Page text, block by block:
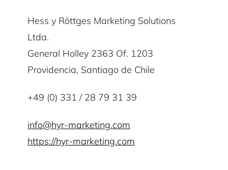
Hess y Röttges Marketing Solutions
Ltda.
General Holley 2363 Of. 1203
Providencia, Santiago de Chile
+49 (0) 331 / 28 79 31 39
info@hyr-marketing.com
https://hyr-marketing.com